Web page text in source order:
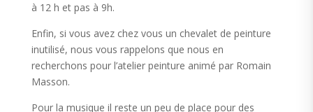
à 12 h et pas à 9h.
Enfin, si vous avez chez vous un chevalet de peinture
inutilisé, nous vous rappelons que nous en
recherchons pour l’atelier peinture animé par Romain
Masson.
Pour la musique il reste un peu de place pour des